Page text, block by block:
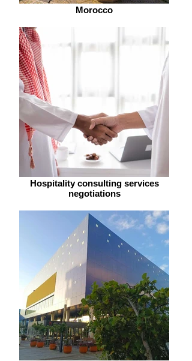
Morocco
Hospitality consulting services
negotiations